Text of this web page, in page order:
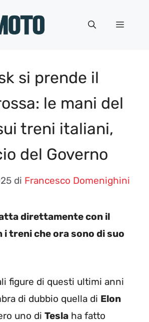
Menu
si prende il
le mani del
treni italiani,
del Governo
di Francesco Domenighini
direttamente con il
i treni che ora sono di suo
figure di questi ultimi anni
di dubbio quella di Elon
uno di Tesla ha fatto